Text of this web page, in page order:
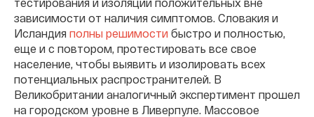
зависимости от наличия симптомов. Словакия и
Исландия полны решимости быстро и полностью,
еще и с повтором, протестировать все свое
население, чтобы выявить и изолировать всех
потенциальных распространителей. В
Великобритании аналогичный экспертимент прошел
на городском уровне в Ливерпуле. Массовое